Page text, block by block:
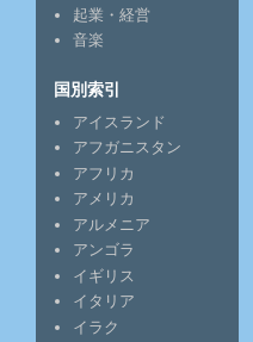
起業・経営
音楽
国別索引
アイスランド
アフガニスタン
アフリカ
アメリカ
アルメニア
アンゴラ
イギリス
イタリア
イラク